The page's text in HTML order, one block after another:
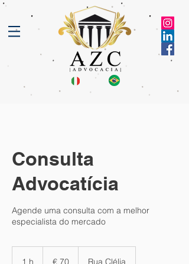
Consulta
Advocatícia
Agende uma consulta com a melhor
especialista do mercado
1 h € 70 Rua Clélia